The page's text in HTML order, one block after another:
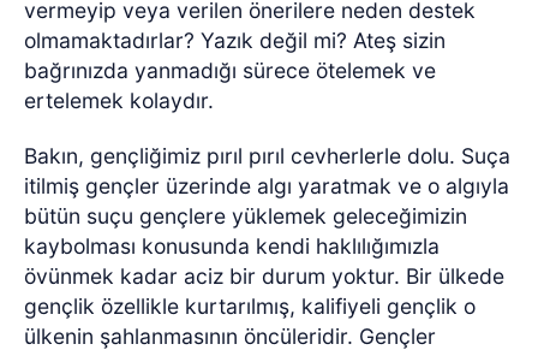
vermeyip veya verilen önerilere neden destek
olmamaktadırlar? Yazık değil mi? Ateş sizin
bağrınızda yanmadığı sürece ötelemek ve
ertelemek kolaydır.
Bakın, gençliğimiz pırıl pırıl cevherlerle dolu. Suça
itilmiş gençler üzerinde algı yaratmak ve o algıyla
bütün suçu gençlere yüklemek geleceğimizin
kaybolması konusunda kendi haklılığımızla
övünmek kadar aciz bir durum yoktur. Bir ülkede
gençlik özellikle kurtarılmış, kalifiyeli gençlik o
ülkenin şahlanmasının öncüleridir. Gençler